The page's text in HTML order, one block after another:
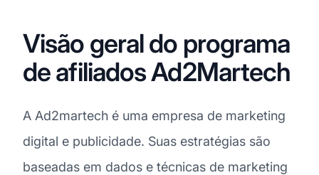
Visão geral do programa
de afiliados Ad2Martech
A Ad2martech é uma empresa de marketing
digital e publicidade. Suas estratégias são
baseadas em dados e técnicas de marketing